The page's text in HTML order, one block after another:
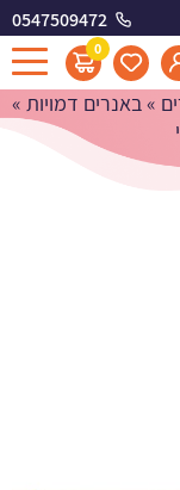
0547509472
0
במבי
»באנרים דמויות »